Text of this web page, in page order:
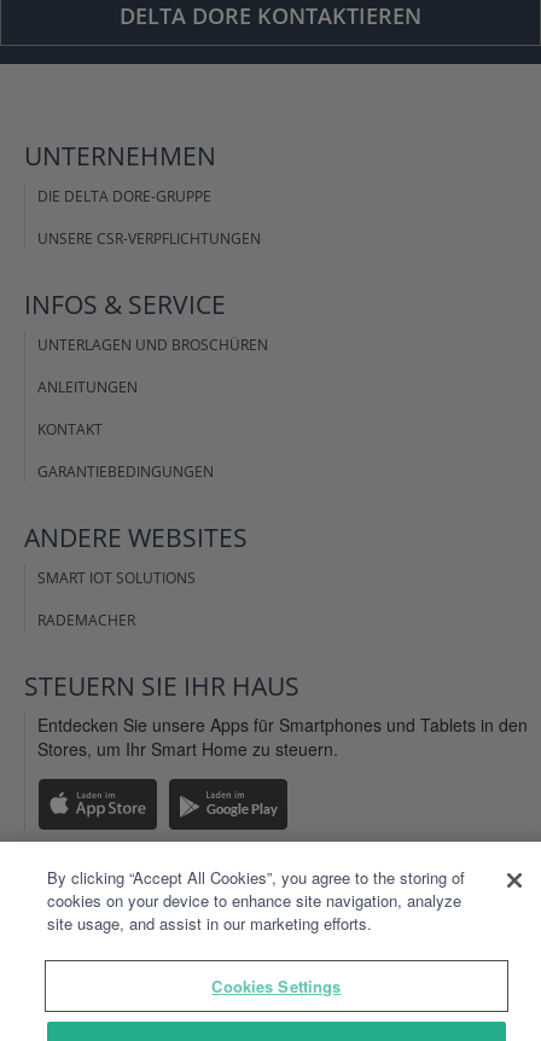
DELTA DORE KONTAKTIEREN
UNTERNEHMEN
DIE DELTA DORE-GRUPPE
UNSERE CSR-VERPFLICHTUNGEN
INFOS & SERVICE
UNTERLAGEN UND BROSCHÜREN
ANLEITUNGEN
KONTAKT
GARANTIEBEDINGUNGEN
ANDERE WEBSITES
SMART IOT SOLUTIONS
RADEMACHER
STEUERN SIE IHR HAUS
Entdecken Sie unsere Apps für Smartphones und Tablets in den
Stores, um Ihr Smart Home zu steuern.
IMPRESSUM
AGB WEBSITE
PERSÖNLICHE DATEN
By clicking “Accept All Cookies”, you agree to the storing of
cookies on your device to enhance site navigation, analyze
site usage, and assist in our marketing efforts.
Cookies Settings